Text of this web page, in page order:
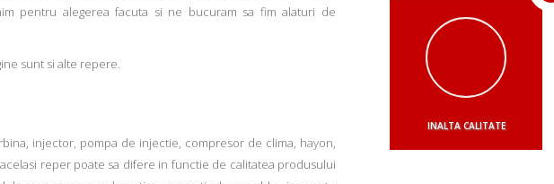
pentru alegerea facuta si ne bucuram sa fim alaturi de
sunt si alte repere.
injector, pompa de injectie, compresor de clima, hayon,
reper poate sa difere in functie de calitatea produsului
INALTA CALITATE